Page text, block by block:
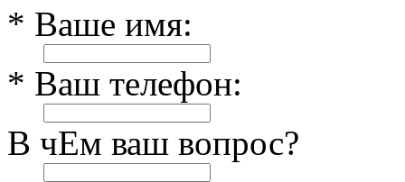
* Ваше имя:
* Ваш телефон:
В чЕм ваш вопрос?